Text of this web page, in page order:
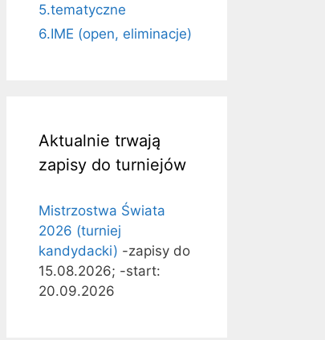
5.tematyczne
6.IME (open, eliminacje)
Aktualnie trwają
zapisy do turniejów
Mistrzostwa Świata
2026 (turniej
kandydacki) -zapisy do
15.08.2026; -start:
20.09.2026